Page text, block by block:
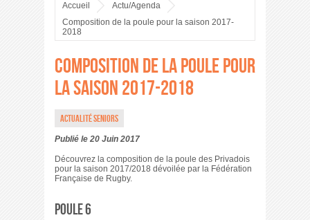
Accueil
Actu/Agenda
Composition de la poule pour la saison 2017-
2018
Composition de la poule pour
la saison 2017-2018
Actualité Seniors
Publié le 20 Juin 2017
Découvrez la composition de la poule des Privadois
pour la saison 2017/2018 dévoilée par la Fédération
Française de Rugby.
POULE 6